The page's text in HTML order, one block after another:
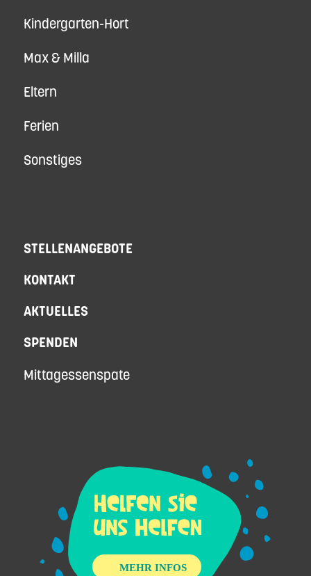
Kindergarten-Hort
Max & Milla
Eltern
Ferien
Sonstiges
STELLENANGEBOTE
KONTAKT
AKTUELLES
SPENDEN
Mittagessenspate